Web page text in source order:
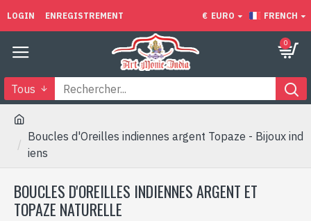
LOGIN ENREGISTREMENT € EURO FRENCH
0
Tous
Boucles d'Oreilles indiennes argent Topaze - Bijoux ind
iens
BOUCLES D'OREILLES INDIENNES ARGENT ET
TOPAZE NATURELLE